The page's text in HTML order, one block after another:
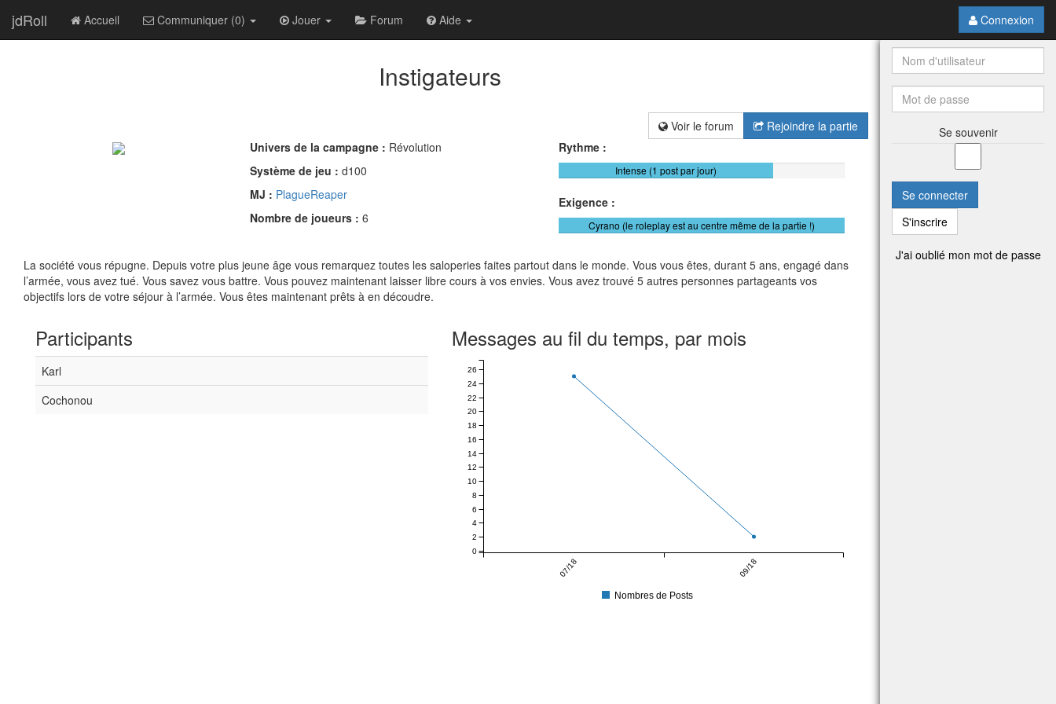
jdRoll Accueil Communiquer (0) Jouer Forum Aide Connexion
Instigateurs
Voir le forum
Rejoindre la partie
Univers de la campagne : Révolution
Système de jeu : d100
MJ : PlagueReaper
Nombre de joueurs : 6
Rythme :
Intense (1 post par jour)
Exigence :
Cyrano (le roleplay est au centre même de la partie !)
La société vous répugne. Depuis votre plus jeune âge vous remarquez toutes les saloperies faites partout dans le monde. Vous vous êtes, durant 5 ans, engagé dans
l’armée, vous avez tué. Vous savez vous battre. Vous pouvez maintenant laisser libre cours à vos envies. Vous avez trouvé 5 autres personnes partageants vos
objectifs lors de votre séjour à l’armée. Vous êtes maintenant prêts à en découdre.
Participants
Karl
Cochonou
Messages au fil du temps, par mois
07/18 09/18
0
2
4
6
8
10
12
14
16
18
20
22
24
26
Nombres de Posts
Se souvenir
Se connecter
S'inscrire
J'ai oublié mon mot de passe